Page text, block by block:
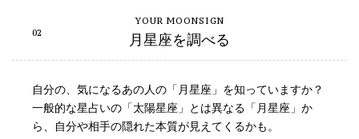
月星座を調べる
自分の、気になるあの人の「月星座」を知っていますか？
一般的な星占いの「太陽星座」とは異なる「月星座」か
ら、自分や相手の隠れた本質が見えてくるかも。